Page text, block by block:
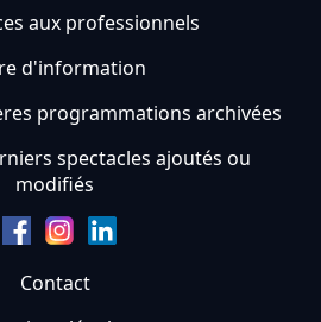
aux professionnels
d'information
programmations archivées
spectacles ajoutés ou
modifiés
Contact